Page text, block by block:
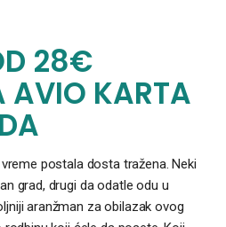
28€
AVIO KARTA
postala dosta tražena. Neki
grad, drugi da odatle odu u
aranžman za obilazak ovog